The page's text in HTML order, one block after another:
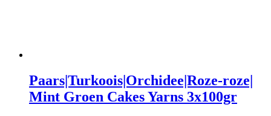
Paars|Turkoois|Orchidee|Roze-roze|
Mint Groen Cakes Yarns 3x100gr